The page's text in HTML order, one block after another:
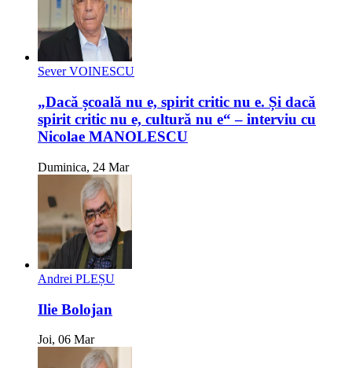
Sever VOINESCU
„Dacă școală nu e, spirit critic nu e. Și dacă
spirit critic nu e, cultură nu e“ – interviu cu
Nicolae MANOLESCU
Duminica, 24 Mar
Andrei PLEȘU
Ilie Bolojan
Joi, 06 Mar